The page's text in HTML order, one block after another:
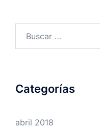
Categorías
abril 2018